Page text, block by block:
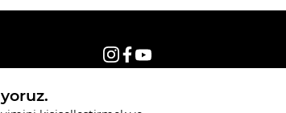
© 2026, Tüm hakları saklıdır KNITSS